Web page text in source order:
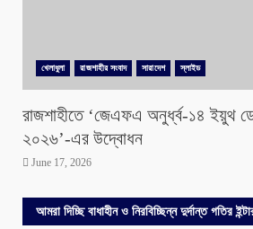
খেলাধুলা রাজশাহীর সংবাদ সারাদেশ স্লাইড
রাজশাহীতে ‘জেএফএ অনুর্ধ্ব-১৪ ইয়ুথ
২০২৬’-এর উদ্বোধন
June 17, 2026
আমরা দিচ্ছি বাধাহীন ও নিরবিচ্ছিন্ন দুর্দান্ত গতির